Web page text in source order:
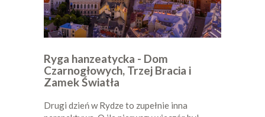
Ryga hanzeatycka - Dom
Czarnogłowych, Trzej Bracia i
Zamek Światła
Drugi dzień w Rydze to zupełnie inna